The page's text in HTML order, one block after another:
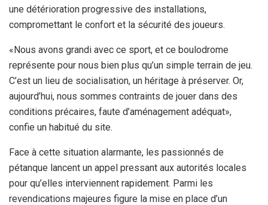
une détérioration progressive des installations,
compromettant le confort et la sécurité des joueurs.
«Nous avons grandi avec ce sport, et ce boulodrome
représente pour nous bien plus qu’un simple terrain de jeu.
C’est un lieu de socialisation, un héritage à préserver. Or,
aujourd’hui, nous sommes contraints de jouer dans des
conditions précaires, faute d’aménagement adéquat»,
confie un habitué du site.
Face à cette situation alarmante, les passionnés de
pétanque lancent un appel pressant aux autorités locales
pour qu’elles interviennent rapidement. Parmi les
revendications majeures figure la mise en place d’un